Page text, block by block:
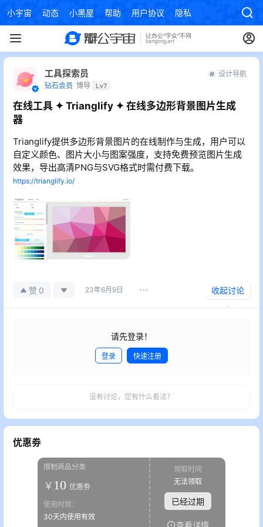
小宇宙 动态 小黑屋 帮助 用户协议 隐私政策
工具探索员
钻石会员 博导 Lv7
设计导航
在线工具 ✦ Trianglify ✦ 在线多边形背景图片生成
器
Trianglify提供多边形背景图片的在线制作与生成，用户可以
自定义颜色、图片大小与图案强度，支持免费预览图片生成
效果，导出高清PNG与SVG格式时需付费下载。
https://trianglify.io/
赞 0 23年6月9日 收起讨论
请先登录！
登录 快速注册
没有讨论，您有什么看法？
优惠劵
限制商品分类
￥ 10 优惠劵
使用时效：
30天内使用有效
领取时间
无法领取
已经过期